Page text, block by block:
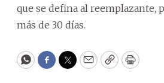
que se defina al reemplazante,
más de 30 días.
WhatsApp
Facebook
Twitter
EmailCopyPrint